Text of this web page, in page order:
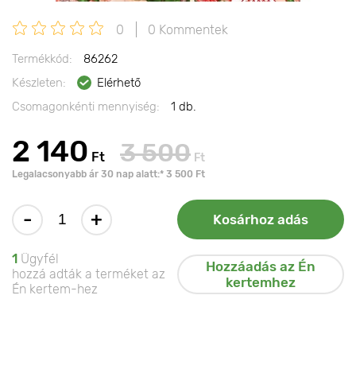
0 0 Kommentek
Termékkód:
86262
Készleten:
Elérhető
Csomagonkénti mennyiség:
1 db.
2 140 Ft 3 500 Ft
Legalacsonyabb ár 30 nap alatt:* 3 500 Ft
- + Kosárhoz adás
1 Ügyfél
hozzá adták a terméket az
Én kertem-hez
Hozzáadás az Én
kertemhez